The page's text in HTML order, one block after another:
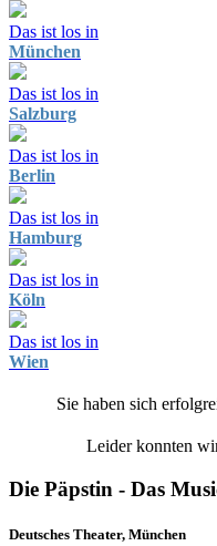
Das ist los in
München
Das ist los in
Salzburg
Das ist los in
Berlin
Das ist los in
Hamburg
Das ist los in
Köln
Das ist los in
Wien
Sie haben sich
Leider konnten
Die Päpstin - Das
Deutsches Theater, München